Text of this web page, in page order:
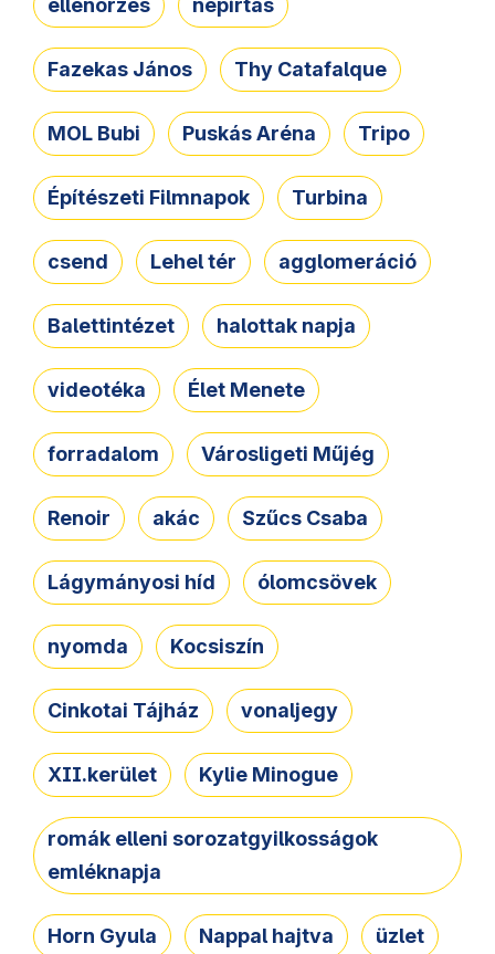
ellenőrzés népirtás
Fazekas János Thy Catafalque
MOL Bubi Puskás Aréna Tripo
Építészeti Filmnapok Turbina
csend Lehel tér agglomeráció
Balettintézet halottak napja
videotéka Élet Menete
forradalom Városligeti Műjég
Renoir akác Szűcs Csaba
Lágymányosi híd ólomcsövek
nyomda Kocsiszín
Cinkotai Tájház vonaljegy
XII.kerület Kylie Minogue
romák elleni sorozatgyilkosságok
emléknapja
Horn Gyula Nappal hajtva üzlet